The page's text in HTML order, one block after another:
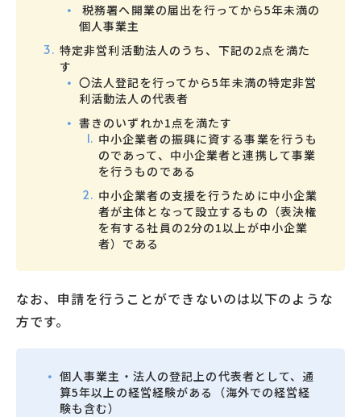
税務署へ開業の届出を行ってから5年未満の
個人事業主
特定非営利活動法人のうち、下記の2点を満た
す
〇法人登記を行ってから5年未満の特定非営
利活動法人の代表者
書きのいずれか1点を満たす
中小企業者の振興に資する事業を行うも
のであって、中小企業者と連携して事業
を行うものである
中小企業者の支援を行うために中小企業
者が主体となって設立するもの（表決権
を有する社員の2分の1以上が中小企業
者）である
なお、申請を行うことができないのは以下のような
方です。
個人事業主・法人の登記上の代表者として、通
算5年以上の経営経験がある（海外での経営経
験も含む）